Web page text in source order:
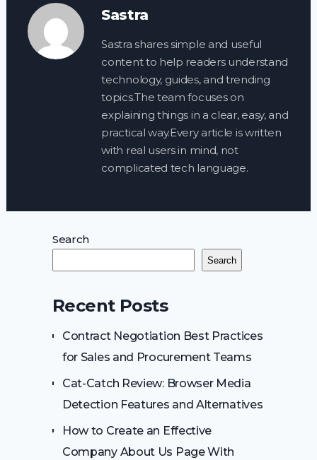
Sastra
Sastra shares simple and useful
content to help readers understand
technology, guides, and trending
topics.The team focuses on
explaining things in a clear, easy, and
practical way.Every article is written
with real users in mind, not
complicated tech language.
Search
Search
Recent Posts
Contract Negotiation Best Practices
for Sales and Procurement Teams
Cat-Catch Review: Browser Media
Detection Features and Alternatives
How to Create an Effective
Company About Us Page With